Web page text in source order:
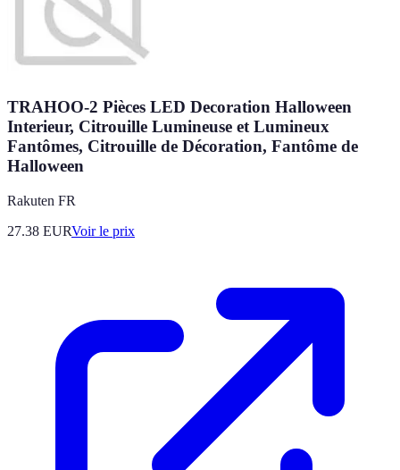
TRAHOO-2 Pièces LED Decoration Halloween
Interieur, Citrouille Lumineuse et Lumineux
Fantômes, Citrouille de Décoration, Fantôme de
Halloween
Rakuten FR
27.38 EURVoir le prix